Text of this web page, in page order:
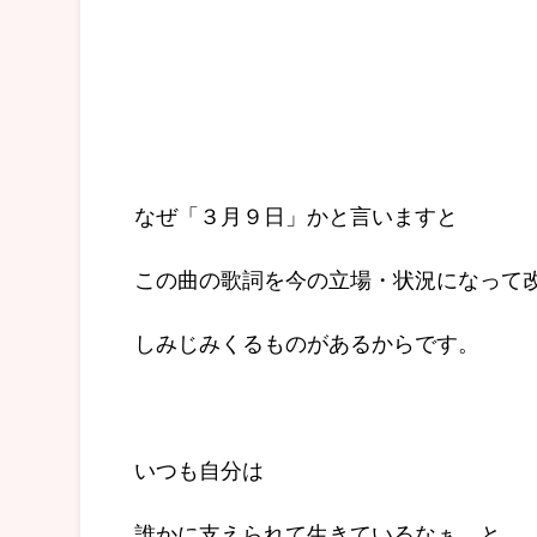
なぜ「３月９日」かと言いますと
この曲の歌詞を今の立場・状況になって
しみじみくるものがあるからです。
いつも自分は